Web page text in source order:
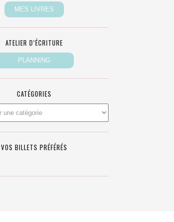
ATELIER D’ÉCRITURE
CATÉGORIES
VOS BILLETS PRÉFÉRÉS